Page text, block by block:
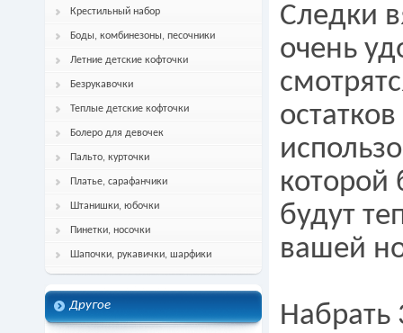
Крестильный набор
Боды, комбинезоны, песочники
Летние детские кофточки
Безрукавочки
Теплые детские кофточки
Болеро для девочек
Пальто, курточки
Платье, сарафанчики
Штанишки, юбочки
Пинетки, носочки
Шапочки, рукавички, шарфики
Другое
Следки
очень
которой
будут
вашей
Набрать